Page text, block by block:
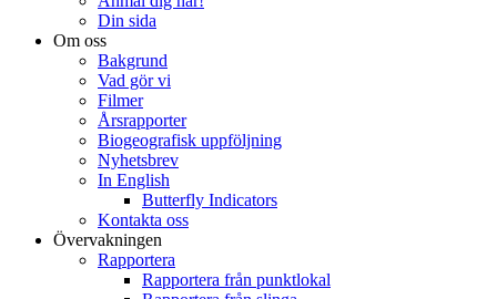
Din sida
Om oss
Bakgrund
Vad gör vi
Filmer
Årsrapporter
Biogeografisk uppföljning
Nyhetsbrev
In English
Butterfly Indicators
Kontakta oss
Övervakningen
Rapportera
Rapportera från punktlokal